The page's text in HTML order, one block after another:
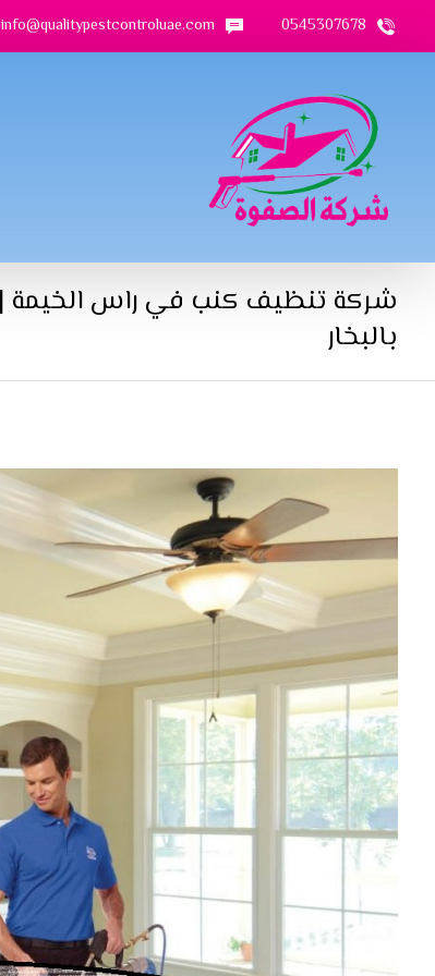
0545307678
info@qualitypestcontroluae.com
بالبخار